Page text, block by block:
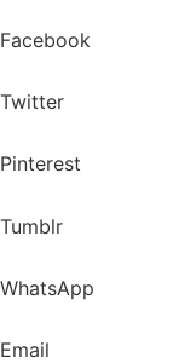
Facebook
Twitter
Pinterest
Tumblr
WhatsApp
Email